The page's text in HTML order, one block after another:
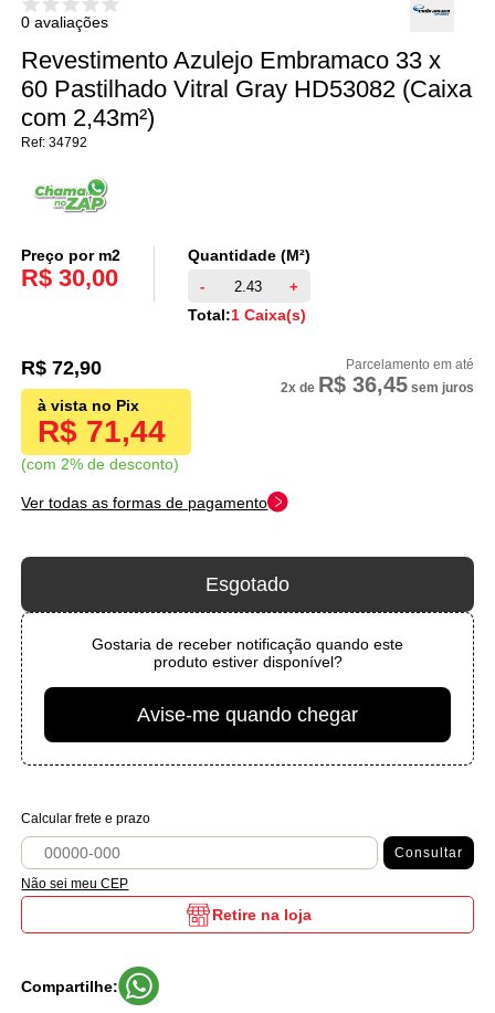
0 avaliações
Revestimento Azulejo Embramaco 33 x
60 Pastilhado Vitral Gray HD53082 (Caixa
com 2,43m²)
34792
Preço por m2
R$ 30,00
Quantidade (M²)
- +
Total:1 Caixa(s)
R$ 71,44
com 2% de desconto
R$ 72,90
2x de R$ 36,45sem juros
Ver todas as formas de pagamento
Esgotado
Gostaria de receber notificação quando este
produto estiver disponível?
Avise-me quando chegar
Calcular frete e prazo
Consultar
Não sei meu CEP
Retire na loja
Compartilhe: